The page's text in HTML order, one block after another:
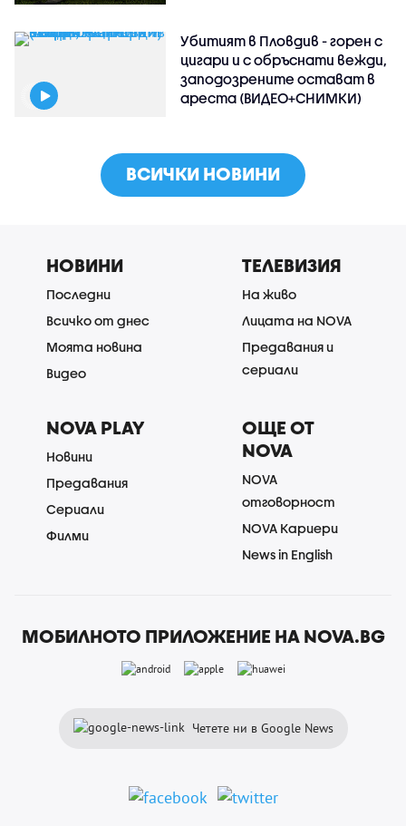
Убитият в Пловдив - горен с
цигари и с обръснати вежди,
заподозрените остават в
ареста (ВИДЕО+СНИМКИ)
ВСИЧКИ НОВИНИ
НОВИНИ
Последни
Всичко от днес
Моята новина
Видео
ТЕЛЕВИЗИЯ
На живо
Лицата на NOVA
Предавания и
сериали
NOVA PLAY
Новини
Предавания
Сериали
Филми
ОЩЕ ОТ
NOVA
NOVA
отговорност
NOVA Кариери
News in English
МОБИЛНОТО ПРИЛОЖЕНИЕ НА NOVA.BG
Четете ни в Google News